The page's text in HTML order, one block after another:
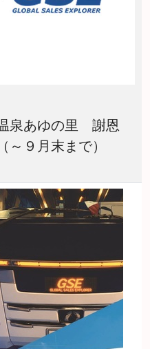
泉あゆの里 謝恩
９月末まで）